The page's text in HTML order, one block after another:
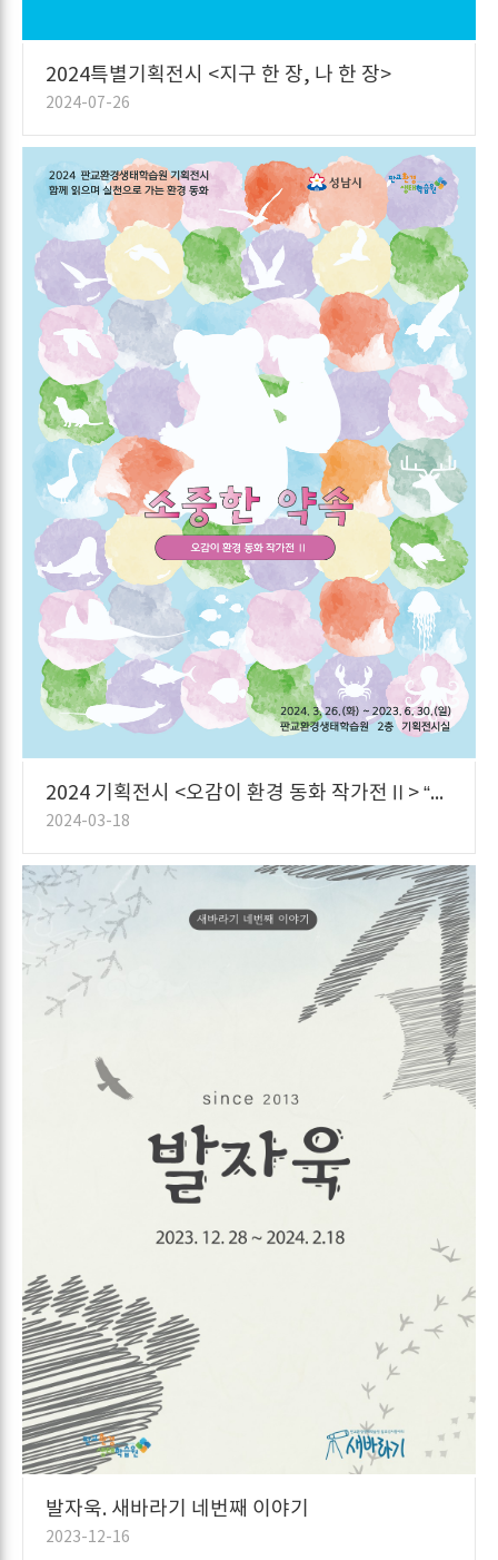
2024특별기획전시 <지구 한 장, 나 한 장>
2024-07-26
2024 기획전시 <오감이 환경 동화 작가전Ⅱ> “소중한 약속”
2024-03-18
발자욱. 새바라기 네번째 이야기
2023-12-16